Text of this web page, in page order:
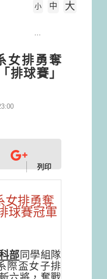
小 中 大
女排勇奪
排球賽」
列印
女排勇奪
球賽冠軍
部 同學組隊
際盃女子排